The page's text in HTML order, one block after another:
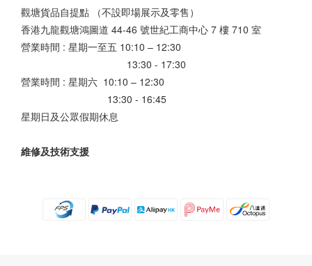
觀塘貨品自提點 （不設即場展示及零售）
香港九龍觀塘鴻圖道 44-46 號世紀工商中心 7 樓 710 室
營業時間 : 星期一至五 10:10 – 12:30
13:30 - 17:30
營業時間 : 星期六 10:10 – 12:30
13:30 - 16:45
星期日及公眾假期休息
維修及技術支援